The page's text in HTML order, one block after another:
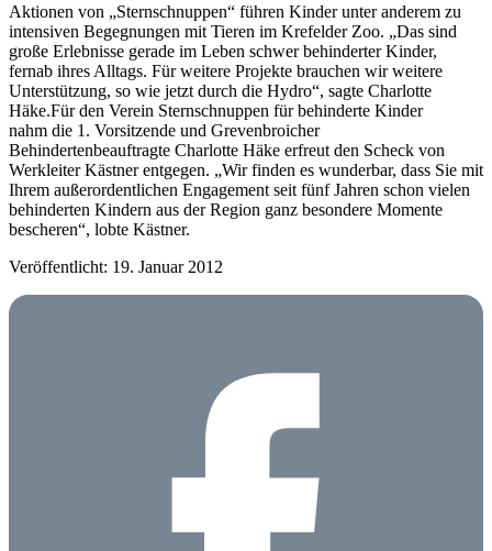
Aktionen von „Sternschnuppen“ führen Kinder unter anderem zu
intensiven Begegnungen mit Tieren im Krefelder Zoo. „Das sind
große Erlebnisse gerade im Leben schwer behinderter Kinder,
fernab ihres Alltags. Für weitere Projekte brauchen wir weitere
Unterstützung, so wie jetzt durch die Hydro“, sagte Charlotte
Häke.Für den Verein Sternschnuppen für behinderte Kinder
nahm die 1. Vorsitzende und Grevenbroicher
Behindertenbeauftragte Charlotte Häke erfreut den Scheck von
Werkleiter Kästner entgegen. „Wir finden es wunderbar, dass Sie mit
Ihrem außerordentlichen Engagement seit fünf Jahren schon vielen
behinderten Kindern aus der Region ganz besondere Momente
bescheren“, lobte Kästner.
Veröffentlicht: 19. Januar 2012